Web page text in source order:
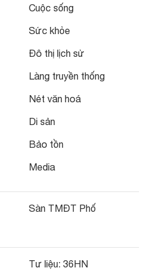
Cuộc sống
Sức khỏe
Đô thị lịch sử
Làng truyền thống
Nét văn hoá
Di sản
Bảo tồn
Media
Sàn TMĐT Phố
Tư liệu: 36HN